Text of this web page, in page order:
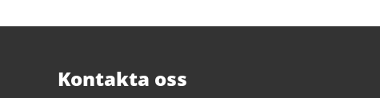
Kontakta oss